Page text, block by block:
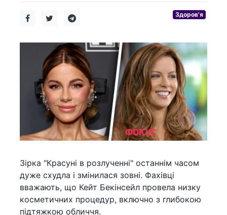
Здоров'я
Зірка "Красуні в розлученні" останнім часом
дуже схудла і змінилася зовні. Фахівці
вважають, що Кейт Бекінсейл провела низку
косметичних процедур, включно з глибокою
підтяжкою обличчя.